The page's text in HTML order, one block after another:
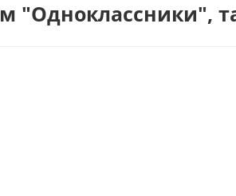
"Одноклассники",